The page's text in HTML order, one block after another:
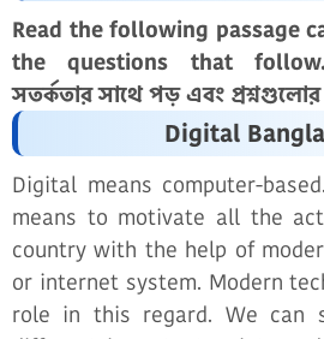
Read the following passage
the questions that follow.
সতর্কতার সাথে পড় এবং প্রশ্নগুলোর
Digital
Digital means computer-
means to motivate all the
country with the help of
or internet system. Modern
role in this regard. We can